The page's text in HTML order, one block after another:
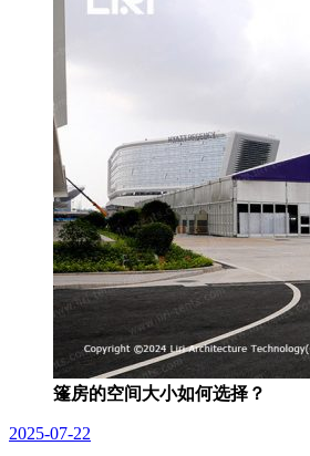
篷房的空间大小如何选择？
2025-07-22